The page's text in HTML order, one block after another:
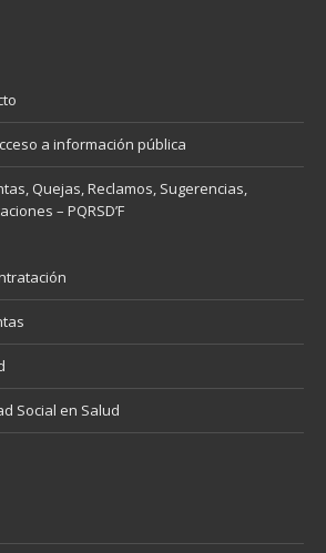
a información pública
Quejas, Reclamos, Sugerencias,
– PQRSD’F
Social en Salud